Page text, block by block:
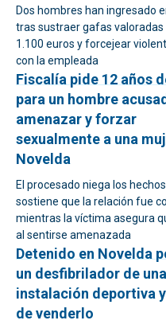
Dos hombres han ingresado
tras sustraer gafas valoradas
1.100 euros y forcejear
con la empleada
Fiscalía pide 12 años
para un hombre
amenazar y forzar
sexualmente a una
Novelda
El procesado niega los
sostiene que la relación fue
mientras la víctima asegura
al sentirse amenazada
Detenido en Novelda
un desfibrilador de una
instalación deportiva
de venderlo